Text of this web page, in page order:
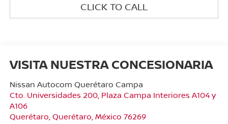
CLICK TO CALL
VISITA NUESTRA CONCESIONARIA
Nissan Autocom Querétaro Campa
Cto. Universidades 200, Plaza Campa Interiores A104 y
A106
Querétaro, Querétaro, México 76269